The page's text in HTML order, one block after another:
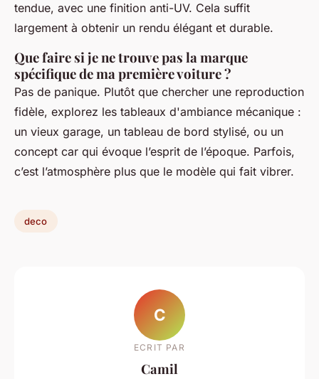
tendue, avec une finition anti-UV. Cela suffit
largement à obtenir un rendu élégant et durable.
Que faire si je ne trouve pas la marque
spécifique de ma première voiture ?
Pas de panique. Plutôt que chercher une reproduction
fidèle, explorez les tableaux d'ambiance mécanique :
un vieux garage, un tableau de bord stylisé, ou un
concept car qui évoque l’esprit de l’époque. Parfois,
c’est l’atmosphère plus que le modèle qui fait vibrer.
deco
C
ECRIT PAR
Camil